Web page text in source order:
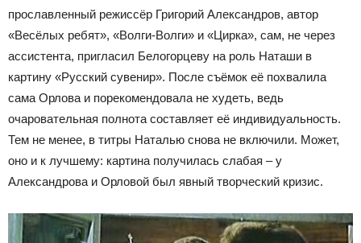
прославленный режиссёр Григорий Александров, автор
«Весёлых ребят», «Волги-Волги» и «Цирка», сам, не через
ассистента, пригласил Белогорцеву на роль Наташи в
картину «Русский сувенир». После съёмок её похвалила
сама Орлова и порекомендовала не худеть, ведь
очаровательная полнота составляет её индивидуальность.
Тем не менее, в титры Наталью снова не включили. Может,
оно и к лучшему: картина получилась слабая – у
Александрова и Орловой был явный творческий кризис.